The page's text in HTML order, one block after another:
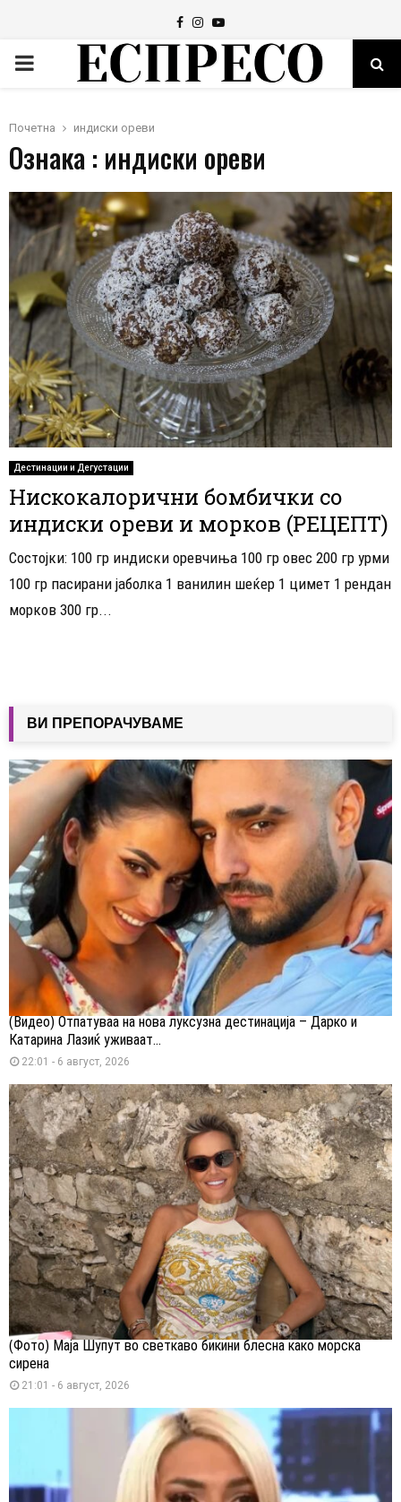
Facebook
Instagram
Youtube
PRIMARY
Почетна индиски ореви
Ознака : индиски ореви
Дестинации и Дегустации
Нискокалорични бомбички со
индиски ореви и морков (РЕЦЕПТ)
Состојки: 100 гр индиски оревчиња 100 гр овес 200 гр урми
100 гр пасирани јаболка 1 ванилин шеќер 1 цимет 1 рендан
морков 300 гр...
ВИ ПРЕПОРАЧУВАМЕ
(Видео) Отпатуваа на нова луксузна дестинација – Дарко и
Катарина Лазиќ уживаат...
22:01 - 6 август, 2026
(Фото) Маја Шупут во светкаво бикини блесна како морска
сирена
21:01 - 6 август, 2026